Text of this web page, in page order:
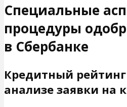
Специальные
процедуры
в Сбербанке
Кредитный
анализе заявки на